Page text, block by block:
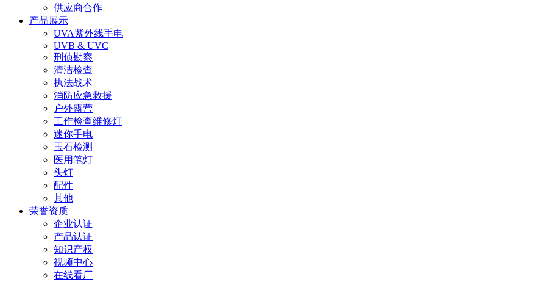
供应商合作
产品展示
UVA紫外线手电
UVB & UVC
刑侦勘察
清洁检查
执法战术
消防应急救援
户外露营
工作检查维修灯
迷你手电
玉石检测
医用笔灯
头灯
配件
其他
荣誉资质
企业认证
产品认证
知识产权
视频中心
在线看厂